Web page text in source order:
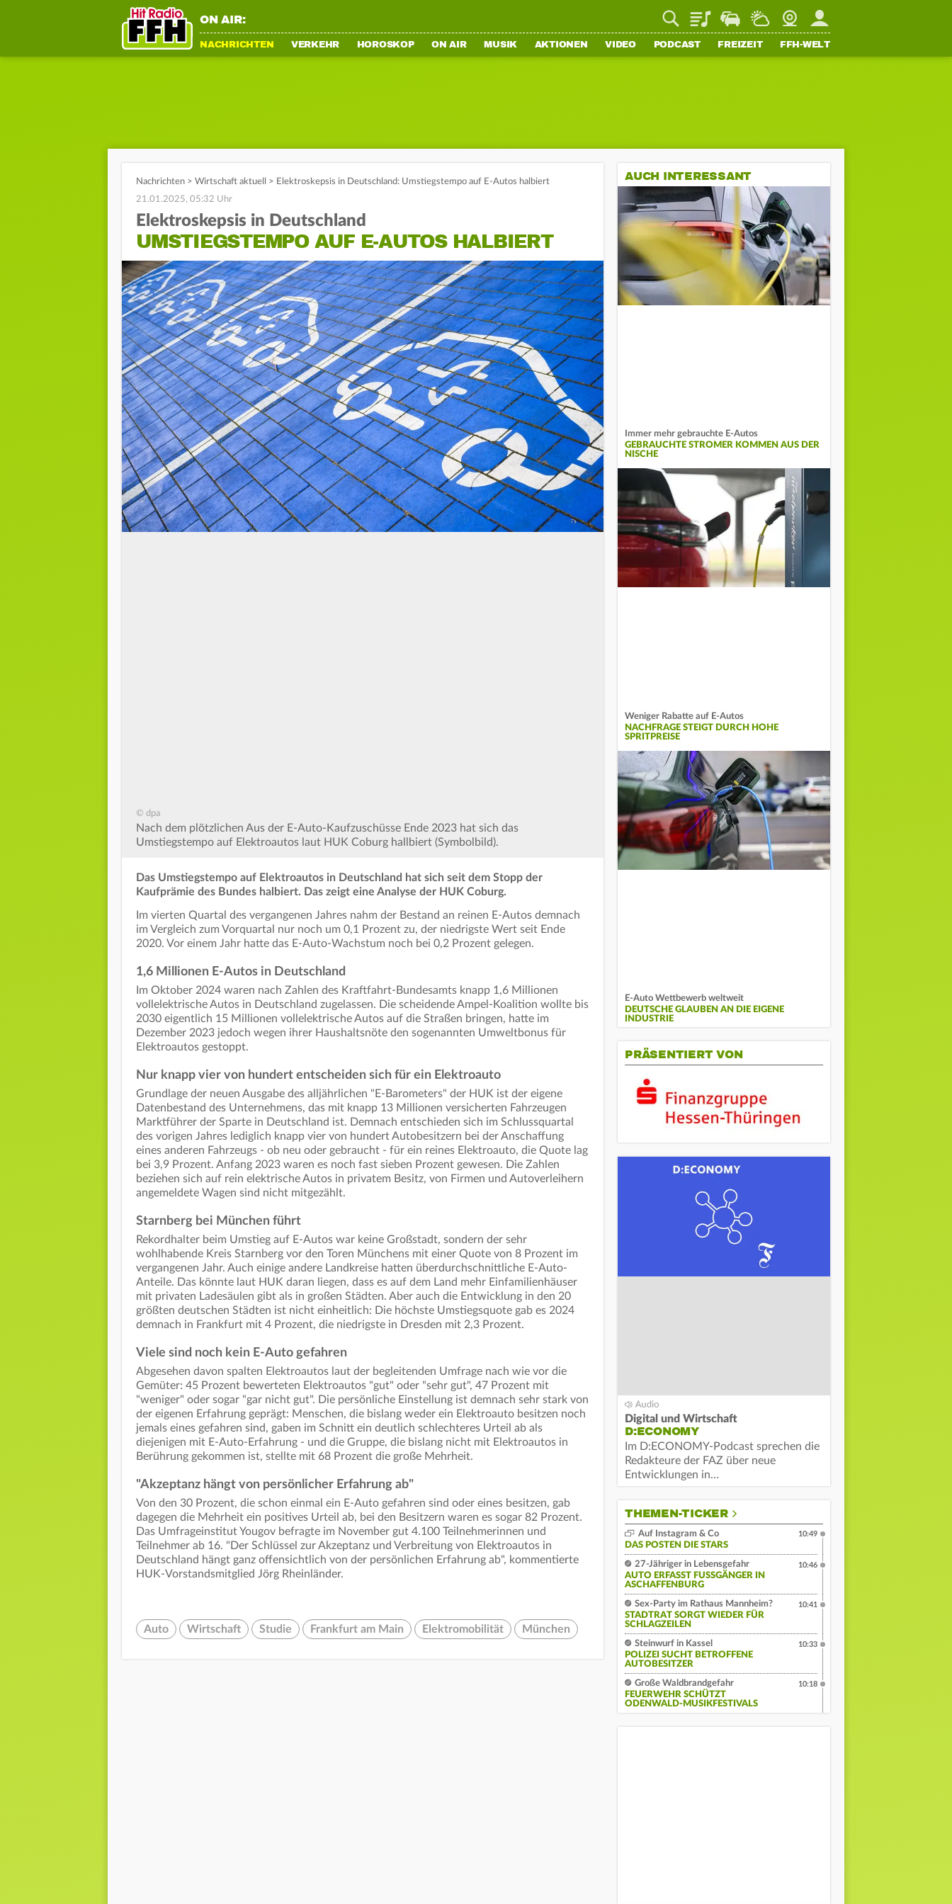
ON AIR: PlaylistStaupilotWetterWebcamMein FFH
NACHRICHTEN VERKEHR HOROSKOP ON AIR MUSIK AKTIONEN VIDEO PODCAST FREIZEIT FFH-WELT
Nachrichten > Wirtschaft aktuell > Elektroskepsis in Deutschland: Umstiegstempo auf E-Autos halbiert
21.01.2025, 05:32 Uhr
Elektroskepsis in Deutschland
UMSTIEGSTEMPO AUF E-AUTOS HALBIERT
© dpa
Nach dem plötzlichen Aus der E-Auto-Kaufzuschüsse Ende 2023 hat sich das
Umstiegstempo auf Elektroautos laut HUK Coburg hallbiert (Symbolbild).
Das Umstiegstempo auf Elektroautos in Deutschland hat sich seit dem Stopp der
Kaufprämie des Bundes halbiert. Das zeigt eine Analyse der HUK Coburg.
Im vierten Quartal des vergangenen Jahres nahm der Bestand an reinen E-Autos demnach
im Vergleich zum Vorquartal nur noch um 0,1 Prozent zu, der niedrigste Wert seit Ende
2020. Vor einem Jahr hatte das E-Auto-Wachstum noch bei 0,2 Prozent gelegen.
1,6 Millionen E-Autos in Deutschland
Im Oktober 2024 waren nach Zahlen des Kraftfahrt-Bundesamts knapp 1,6 Millionen
vollelektrische Autos in Deutschland zugelassen. Die scheidende Ampel-Koalition wollte bis
2030 eigentlich 15 Millionen vollelektrische Autos auf die Straßen bringen, hatte im
Dezember 2023 jedoch wegen ihrer Haushaltsnöte den sogenannten Umweltbonus für
Elektroautos gestoppt.
Nur knapp vier von hundert entscheiden sich für ein Elektroauto
Grundlage der neuen Ausgabe des alljährlichen "E-Barometers" der HUK ist der eigene
Datenbestand des Unternehmens, das mit knapp 13 Millionen versicherten Fahrzeugen
Marktführer der Sparte in Deutschland ist. Demnach entschieden sich im Schlussquartal
des vorigen Jahres lediglich knapp vier von hundert Autobesitzern bei der Anschaffung
eines anderen Fahrzeugs - ob neu oder gebraucht - für ein reines Elektroauto, die Quote lag
bei 3,9 Prozent. Anfang 2023 waren es noch fast sieben Prozent gewesen. Die Zahlen
beziehen sich auf rein elektrische Autos in privatem Besitz, von Firmen und Autoverleihern
angemeldete Wagen sind nicht mitgezählt.
Starnberg bei München führt
Rekordhalter beim Umstieg auf E-Autos war keine Großstadt, sondern der sehr
wohlhabende Kreis Starnberg vor den Toren Münchens mit einer Quote von 8 Prozent im
vergangenen Jahr. Auch einige andere Landkreise hatten überdurchschnittliche E-Auto-
Anteile. Das könnte laut HUK daran liegen, dass es auf dem Land mehr Einfamilienhäuser
mit privaten Ladesäulen gibt als in großen Städten. Aber auch die Entwicklung in den 20
größten deutschen Städten ist nicht einheitlich: Die höchste Umstiegsquote gab es 2024
demnach in Frankfurt mit 4 Prozent, die niedrigste in Dresden mit 2,3 Prozent.
Viele sind noch kein E-Auto gefahren
Abgesehen davon spalten Elektroautos laut der begleitenden Umfrage nach wie vor die
Gemüter: 45 Prozent bewerteten Elektroautos "gut" oder "sehr gut", 47 Prozent mit
"weniger" oder sogar "gar nicht gut". Die persönliche Einstellung ist demnach sehr stark von
der eigenen Erfahrung geprägt: Menschen, die bislang weder ein Elektroauto besitzen noch
jemals eines gefahren sind, gaben im Schnitt ein deutlich schlechteres Urteil ab als
diejenigen mit E-Auto-Erfahrung - und die Gruppe, die bislang nicht mit Elektroautos in
Berührung gekommen ist, stellte mit 68 Prozent die große Mehrheit.
"Akzeptanz hängt von persönlicher Erfahrung ab"
Von den 30 Prozent, die schon einmal ein E-Auto gefahren sind oder eines besitzen, gab
dagegen die Mehrheit ein positives Urteil ab, bei den Besitzern waren es sogar 82 Prozent.
Das Umfrageinstitut Yougov befragte im November gut 4.100 Teilnehmerinnen und
Teilnehmer ab 16. "Der Schlüssel zur Akzeptanz und Verbreitung von Elektroautos in
Deutschland hängt ganz offensichtlich von der persönlichen Erfahrung ab", kommentierte
HUK-Vorstandsmitglied Jörg Rheinländer.
Auto Wirtschaft Studie Frankfurt am Main Elektromobilität München
AUCH INTERESSANT
Immer mehr gebrauchte E-Autos
GEBRAUCHTE STROMER KOMMEN AUS DER
NISCHE
Weniger Rabatte auf E-Autos
NACHFRAGE STEIGT DURCH HOHE
SPRITPREISE
E-Auto Wettbewerb weltweit
DEUTSCHE GLAUBEN AN DIE EIGENE
INDUSTRIE
PRÄSENTIERT VON
Digital und Wirtschaft
D:ECONOMY
Im D:ECONOMY-Podcast sprechen die
Redakteure der FAZ über neue
Entwicklungen in…
THEMEN-TICKER
Auf Instagram & Co
DAS POSTEN DIE STARS
10:49
27-Jähriger in Lebensgefahr
AUTO ERFASST FUSSGÄNGER IN A
SCHAFFENBURG
10:46
Sex-Party im Rathaus Mannheim?
STADTRAT SORGT WIEDER FÜR
SCHLAGZEILEN
10:41
Steinwurf in Kassel
POLIZEI SUCHT BETROFFENE
AUTOBESITZER
10:33
Große Waldbrandgefahr
FEUERWEHR SCHÜTZT
ODENWALD-MUSIKFESTIVALS
10:18